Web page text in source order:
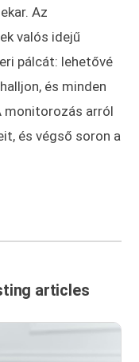
Az
valós idejű
pálcát: lehetővé
és minden
monitorozás arról
és végső soron a
articles